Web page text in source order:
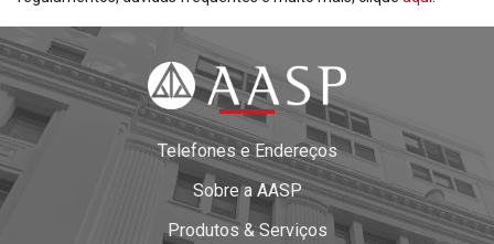
Telefones e Endereços
Sobre a AASP
Produtos & Serviços